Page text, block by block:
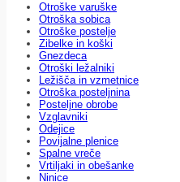
Otroške varuške
Otroška sobica
Otroške postelje
Zibelke in koški
Gnezdeca
Otroški ležalniki
Ležišča in vzmetnice
Otroška posteljnina
Posteljne obrobe
Vzglavniki
Odejice
Povijalne plenice
Spalne vreče
Vrtiljaki in obešanke
Ninice